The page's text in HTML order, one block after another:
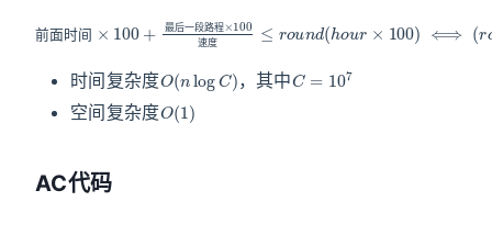
时间复杂度 ，其中
空间复杂度
(
AC代码